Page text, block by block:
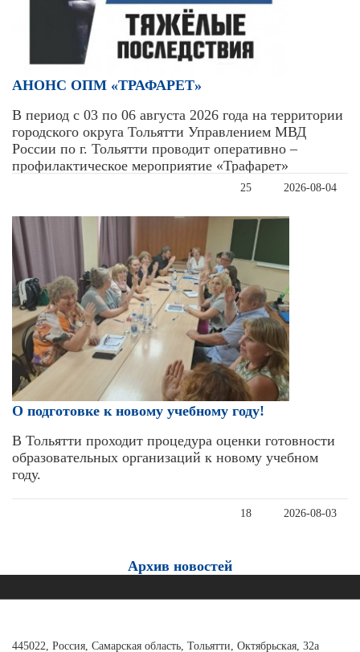
АНОНС ОПМ «ТРАФАРЕТ»
В период с 03 по 06 августа 2026 года на территории
городского округа Тольятти Управлением МВД
России по г. Тольятти проводит оперативно –
профилактическое мероприятие «Трафарет»
2026-08-04
25
О подготовке к новому учебному году!
В Тольятти проходит процедура оценки готовности
образовательных организаций к новому учебном
году.
2026-08-03
18
Архив новостей
445022, Россия, Самарская область, Тольятти, Октябрьская, 32а